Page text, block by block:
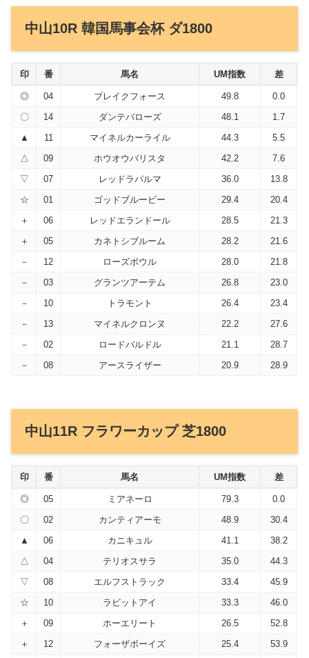
中山10R 韓国馬事会杯 ダ1800
印 番 馬名 UM指数 差
◎ 04 ブレイクフォース 49.8
0.0
〇
14 ダンテバローズ 48.1
1.7
▲
11 マイネルカーライル 44.3
5.5
△
09 ホウオウバリスタ 42.2
7.6
▽
07 レッドラパルマ 36.0
13.8
☆
01 ゴッドブルービー 29.4
20.4
＋
06 レッドエランドール 28.5
21.3
＋
05 カネトシブルーム 28.2
21.6
－
12 ローズボウル 28.0
21.8
－
03 グランツアーテム 26.8
23.0
－
10 トラモント 26.4
23.4
－
13 マイネルクロンヌ 22.2
27.6
－
02 ロードバルドル 21.1
28.7
－
08 アースライザー 20.9 28.9
中山11R フラワーカップ 芝1800
印 番 馬名 UM指数 差
◎ 05 ミアネーロ 79.3
0.0
〇
02 カンティアーモ 48.9
30.4
▲
06 カニキュル 41.1
38.2
△
04 テリオスサラ 35.0
44.3
▽
08 エルフストラック 33.4
45.9
☆
10 ラビットアイ 33.3
46.0
＋
09 ホーエリート 26.5
52.8
＋
12 フォーザボーイズ 25.4
53.9